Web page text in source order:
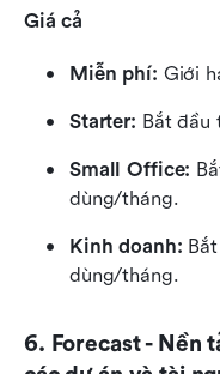
Giá cả
Miễn phí: Giới
Starter: Bắt đầu
Small Office:
dùng/tháng.
Kinh doanh:
dùng/tháng.
6. Forecast - Nền